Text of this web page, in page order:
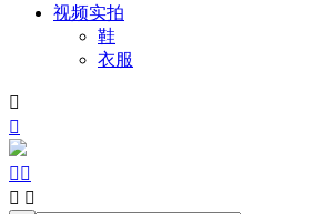
视频实拍
鞋
衣服


 
 